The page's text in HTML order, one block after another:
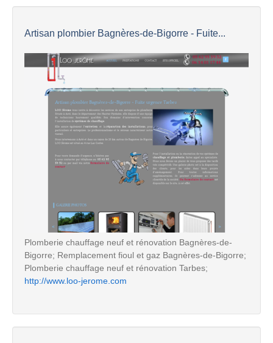
Artisan plombier Bagnères-de-Bigorre - Fuite...
Plomberie chauffage neuf et rénovation Bagnères-de-
Bigorre; Remplacement fioul et gaz Bagnères-de-Bigorre;
Plomberie chauffage neuf et rénovation Tarbes;
http://www.loo-jerome.com